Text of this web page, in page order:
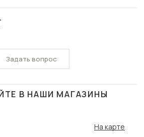
Задать вопрос
В НАШИ МАГАЗИНЫ
На карте